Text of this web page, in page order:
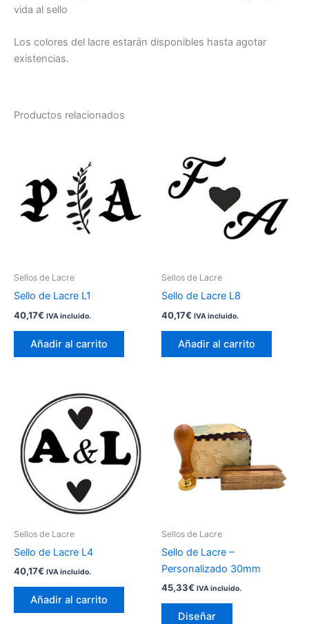
vida al sello
Los colores del lacre estarán disponibles hasta agotar
existencias.
Productos relacionados
Sellos de Lacre
Sello de Lacre L1
40,17€ IVA incluido.
Añadir al carrito
Sellos de Lacre
Sello de Lacre L8
40,17€ IVA incluido.
Añadir al carrito
Sellos de Lacre
Sello de Lacre L4
40,17€ IVA incluido.
Añadir al carrito
Sellos de Lacre
Sello de Lacre –
Personalizado 30mm
45,33€ IVA incluido.
Diseñar